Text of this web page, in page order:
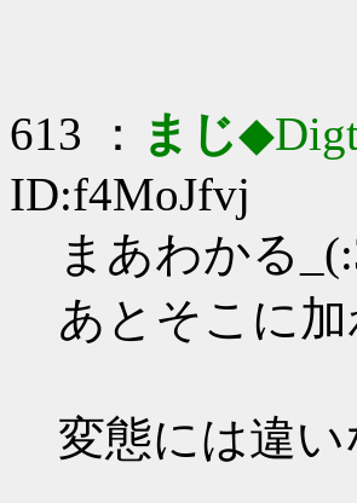
613 ： まじ
ID:f4MoJfvj
まあわかる
あとそこに
変態には違い